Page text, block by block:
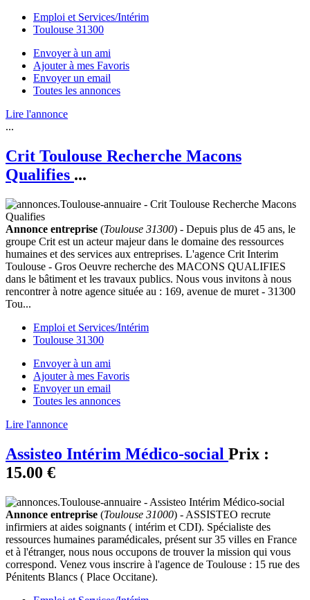
Emploi et Services/Intérim
Toulouse 31300
Envoyer à un ami
Ajouter à mes Favoris
Envoyer un email
Toutes les annonces
Lire l'annonce
...
Crit Toulouse Recherche Macons
Qualifies ...
Annonce entreprise (Toulouse 31300) - Depuis plus de 45 ans, le
groupe Crit est un acteur majeur dans le domaine des ressources
humaines et des services aux entreprises. L'agence Crit Interim
Toulouse - Gros Oeuvre recherche des MACONS QUALIFIES
dans le bâtiment et les travaux publics. Nous vous invitons à nous
rencontrer à notre agence située au : 169, avenue de muret - 31300
Tou...
Emploi et Services/Intérim
Toulouse 31300
Envoyer à un ami
Ajouter à mes Favoris
Envoyer un email
Toutes les annonces
Lire l'annonce
Assisteo Intérim Médico-social Prix :
15.00 €
Annonce entreprise (Toulouse 31000) - ASSISTEO recrute
infirmiers at aides soignants ( intérim et CDI). Spécialiste des
ressources humaines paramédicales, présent sur 35 villes en France
et à l'étranger, nous nous occupons de trouver la mission qui vous
correspond. Venez vous inscrire à l'agence de Toulouse : 15 rue des
Pénitents Blancs ( Place Occitane).